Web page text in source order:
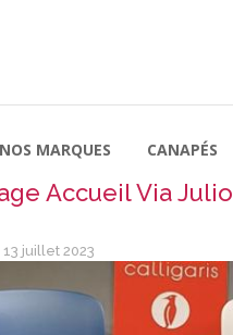
NOS MARQUES CANAPÉS
Accueil Via Julio
13 juillet 2023